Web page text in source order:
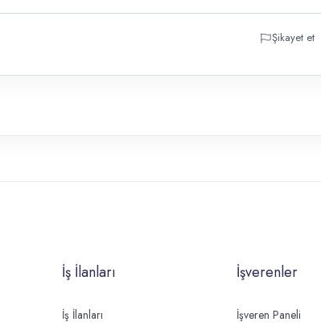
Şikayet et
İş İlanları
İş İlanları
İşverenler
İşveren Paneli